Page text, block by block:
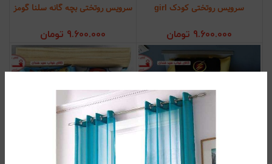
سرویس روتختی کودک girl
9.600.000 تومان
سرویس روتختی بچه گانه سلنا گومز
9.600.000 تومان